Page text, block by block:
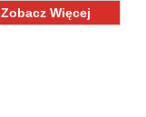
Zobacz Więcej